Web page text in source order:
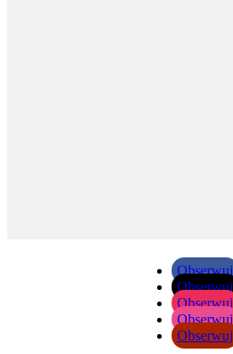
Obserwuj
Obserwuj
Obserwuj
Obserwuj
Obserwuj